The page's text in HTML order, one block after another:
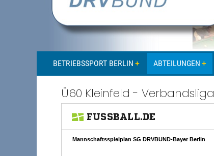
BETRIEBSSPORT BERLIN ABTEILUNGEN
Ü60 Kleinfeld - Verbandsliga